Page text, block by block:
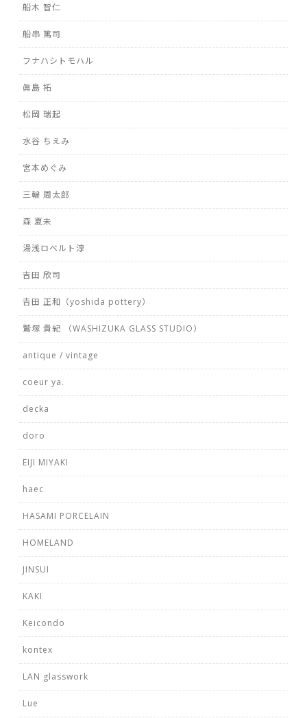
船木 智仁
船串 篤司
フナハシトモハル
眞島 拓
松岡 瑞起
水谷 ちえみ
宮本めぐみ
三輪 周太郎
森 夏未
湯浅ロベルト淳
吉田 欣司
𠮷田 正和（yoshida pottery）
鷲塚 貴紀 （WASHIZUKA GLASS STUDIO）
antique / vintage
coeur ya.
decka
doro
EIJI MIYAKI
haec
HASAMI PORCELAIN
HOMELAND
JINSUI
KAKI
Keicondo
kontex
LAN glasswork
Lue